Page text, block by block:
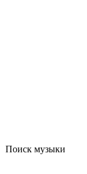
Поиск музыки